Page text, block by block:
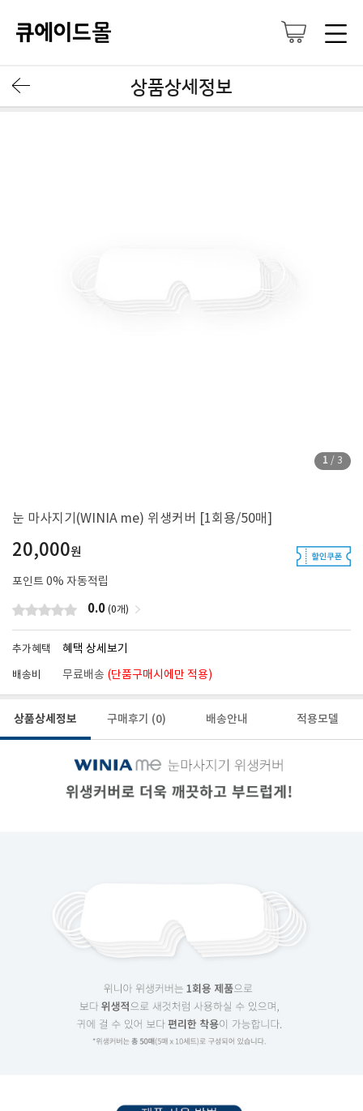
상품상세정보
1 / 3
눈 마사지기(WINIA me) 위생커버 [1회용/50매]
20,000원
포인트 0% 자동적립
0.0 (0개)
추가혜택 혜택 상세보기
배송비 무료배송 (단품구매시에만 적용)
상품상세정보 구매후기 (0) 배송안내 적용모델